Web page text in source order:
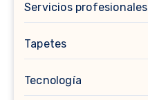
Servicios profesionales
Tapetes
Tecnología